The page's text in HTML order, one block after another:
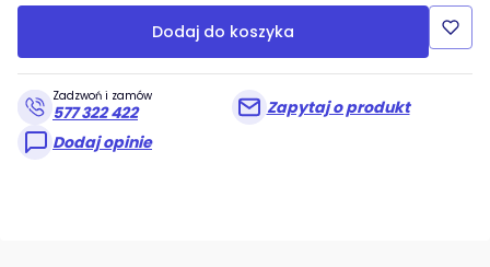
Dodaj do koszyka
Zadzwoń i zamów
577 322 422
Zapytaj o produkt
Dodaj opinie